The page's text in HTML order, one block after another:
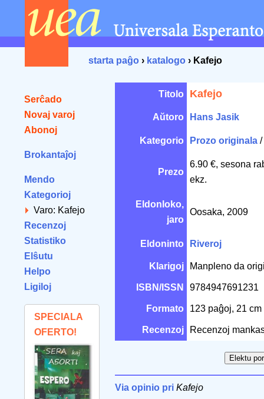
starta paĝo › katalogo › Kafejo
Serĉado
Novaj varoj
Abonoj
Brokantaĵoj
Mendo
Kategorioj
Varo: Kafejo
Recenzoj
Statistiko
Elŝutu
Helpo
Ligiloj
SPECIALA
OFERTO!
Titolo Kafejo
Aŭtoro Hans Jasik
Kategorio Prozo originala /
Prezo
6.90 €, sesona
ekz.
Eldonloko,
jaro
Oosaka, 2009
Eldoninto Riveroj
Klarigoj Manpleno da
ISBN/ISSN 9784947691231
Formato 123 paĝoj, 21 cm
Recenzoj Recenzoj
Via opinio pri Kafejo